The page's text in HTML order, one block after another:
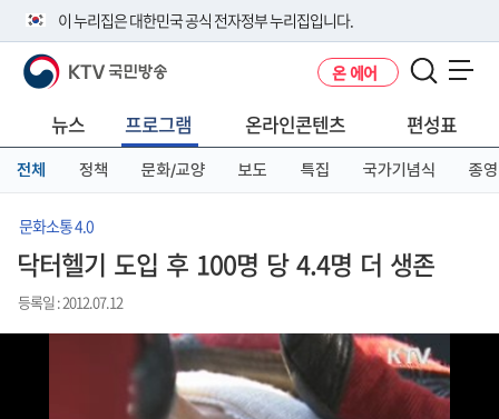
이 누리집은 대한민국 공식 전자정부 누리집입니다.
공식 누리집 주소 확인하기
니다.
이밖에 or.kr 또는 .kr등 다른 도메인 주소를 사용하고 있다면 아래 URL에
서 도메인 주소를 확인해 보세요
KTV 국민방송 온 에어
뉴스 프로그램 온라인콘텐츠 편성표
전체 정책 문화/교양 보도 특집 국가기념식 종영
문화소통 4.0
닥터헬기 도입 후 100명 당 4.4명 더 생존
등록일 : 2012.07.12